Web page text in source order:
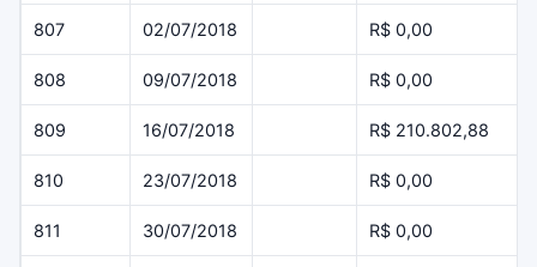
807 02/07/2018 R$ 0,00
808 09/07/2018 R$ 0,00
809 16/07/2018 R$ 210.802,88
810 23/07/2018 R$ 0,00
811 30/07/2018 R$ 0,00